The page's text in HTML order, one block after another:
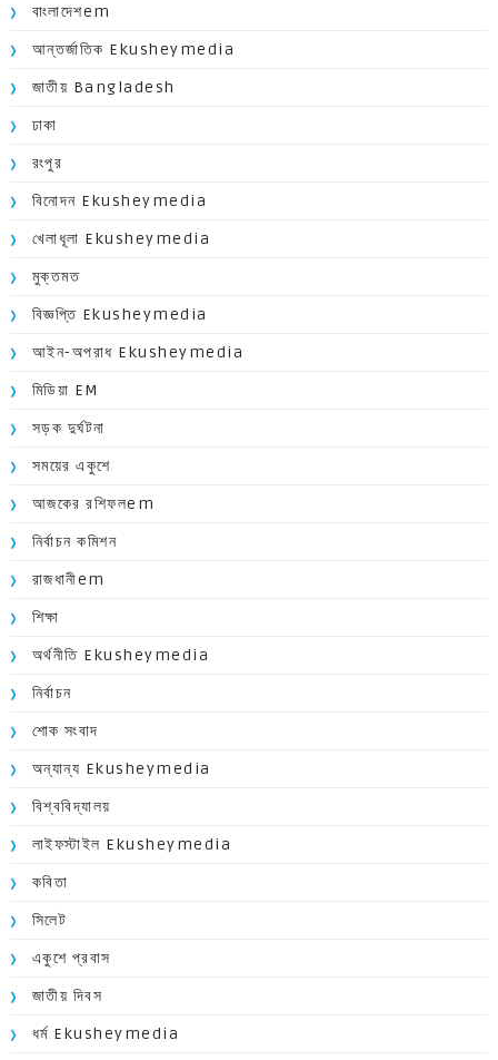
বাংলাদেশem
আন্তর্জাতিক Ekusheymedia
জাতীয় Bangladesh
ঢাকা
রংপুর
বিনোদন Ekusheymedia
খেলাধূলা Ekusheymedia
মুক্তমত
বিজ্ঞপ্তি Ekusheymedia
আইন-অপরাধ Ekusheymedia
মিডিয়া EM
সড়ক দুর্ঘটনা
সময়ের একুশে
আজকের রশিফলem
নির্বাচন কমিশন
রাজধানীem
শিক্ষা
অর্থনীতি Ekusheymedia
নির্বাচন
শোক সংবাদ
অন্যান্য Ekusheymedia
বিশ্ববিদ্যালয়
লাইফস্টাইল Ekusheymedia
কবিতা
সিলেট
একুশে প্রবাস
জাতীয় দিবস
ধর্ম Ekusheymedia